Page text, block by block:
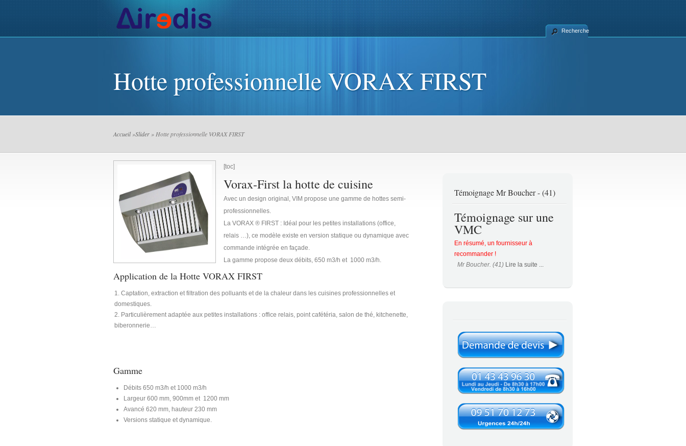
Recherche
Hotte professionnelle VORAX FIRST
Accueil»Slider » Hotte professionnelle VORAX FIRST
[toc]
Vorax-First la hotte de cuisine
Avec un design original, VIM propose une gamme de hottes semi-
professionnelles.
La VORAX ® FIRST : Idéal pour les petites installations (office,
relais …), ce modèle existe en version statique ou dynamique avec
commande intégrée en façade.
La gamme propose deux débits, 650 m3/h et 1000 m3/h.
Application de la Hotte VORAX FIRST
Captation, extraction et filtration des polluants et de la chaleur dans les cuisines professionnelles et
domestiques.
Particulièrement adaptée aux petites installations : office relais, point cafétéria, salon de thé, kitchenette,
biberonnerie…
Gamme
Débits 650 m3/h et 1000 m3/h
Largeur 600 mm, 900mm et 1200 mm
Avancé 620 mm, hauteur 230 mm
Versions statique et dynamique.
Témoignage Mr Boucher - (41)
Témoignage sur une
VMC
En résumé, un fournisseur à
recommander !
Mr Boucher. (41) Lire la suite ...